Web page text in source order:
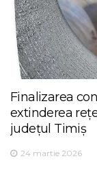
Finalizarea
extinderea
județul Timiș
24 martie 2026